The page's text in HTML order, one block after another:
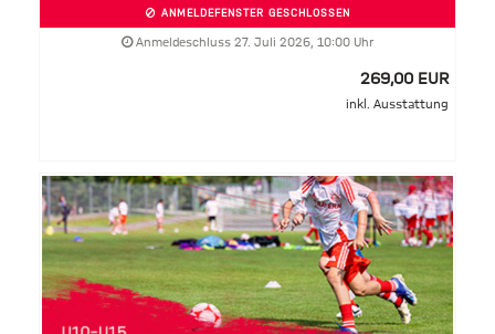
ANMELDEFENSTER GESCHLOSSEN
Anmeldeschluss 27. Juli 2026, 10:00 Uhr
269,00 EUR
inkl. Ausstattung